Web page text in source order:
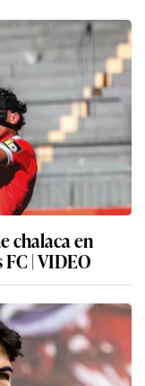
chalaca en
| VIDEO